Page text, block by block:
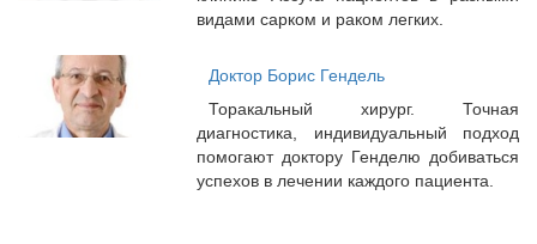
видами сарком и раком легких.
Доктор Борис Гендель
Торакальный хирург. Точная
диагностика, индивидуальный подход
помогают доктору Генделю добиваться
успехов в лечении каждого пациента.